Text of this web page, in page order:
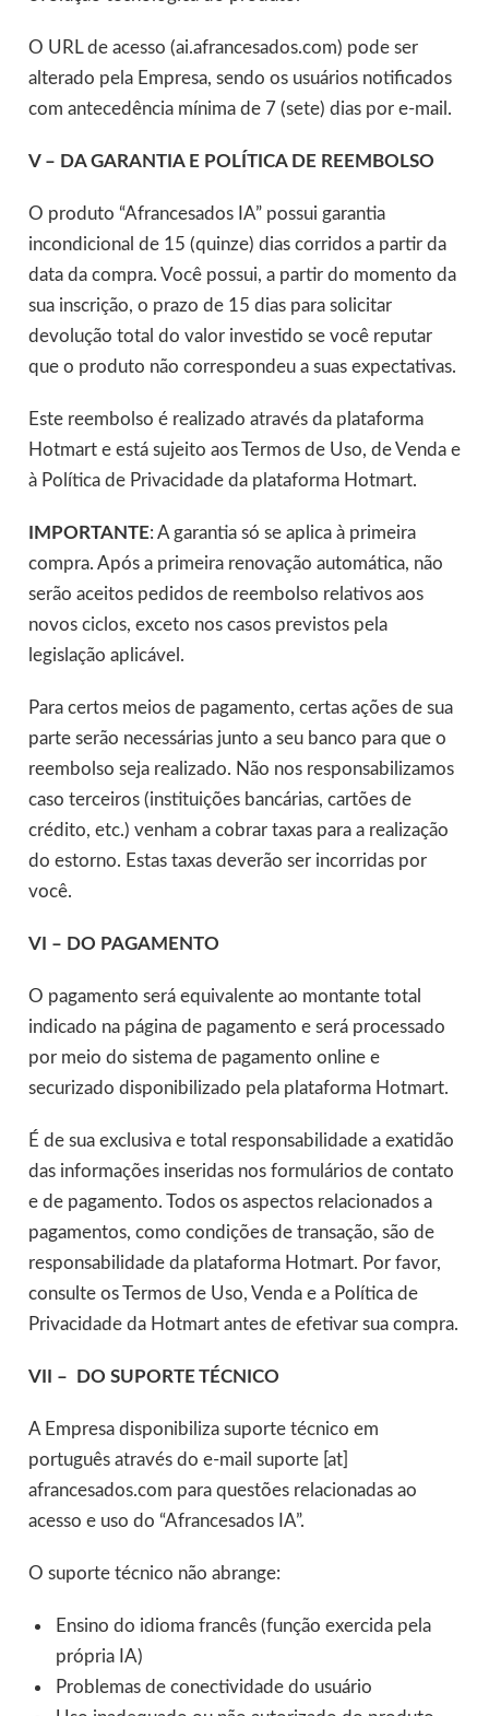
O URL de acesso (ai.afrancesados.com) pode ser
alterado pela Empresa, sendo os usuários notificados
com antecedência mínima de 7 (sete) dias por e-mail.
V – DA GARANTIA E POLÍTICA DE REEMBOLSO
O produto “Afrancesados IA” possui garantia
incondicional de 15 (quinze) dias corridos a partir da
data da compra. Você possui, a partir do momento da
sua inscrição, o prazo de 15 dias para solicitar
devolução total do valor investido se você reputar
que o produto não correspondeu a suas expectativas.
Este reembolso é realizado através da plataforma
Hotmart e está sujeito aos Termos de Uso, de Venda e
à Política de Privacidade da plataforma Hotmart.
IMPORTANTE: A garantia só se aplica à primeira
compra. Após a primeira renovação automática, não
serão aceitos pedidos de reembolso relativos aos
novos ciclos, exceto nos casos previstos pela
legislação aplicável.
Para certos meios de pagamento, certas ações de sua
parte serão necessárias junto a seu banco para que o
reembolso seja realizado. Não nos responsabilizamos
caso terceiros (instituições bancárias, cartões de
crédito, etc.) venham a cobrar taxas para a realização
do estorno. Estas taxas deverão ser incorridas por
você.
VI – DO PAGAMENTO
O pagamento será equivalente ao montante total
indicado na página de pagamento e será processado
por meio do sistema de pagamento online e
securizado disponibilizado pela plataforma Hotmart.
É de sua exclusiva e total responsabilidade a exatidão
das informações inseridas nos formulários de contato
e de pagamento. Todos os aspectos relacionados a
pagamentos, como condições de transação, são de
responsabilidade da plataforma Hotmart. Por favor,
consulte os Termos de Uso, Venda e a Política de
Privacidade da Hotmart antes de efetivar sua compra.
VII – DO SUPORTE TÉCNICO
A Empresa disponibiliza suporte técnico em
português através do e-mail suporte [at]
afrancesados.com para questões relacionadas ao
acesso e uso do “Afrancesados IA”.
O suporte técnico não abrange:
Ensino do idioma francês (função exercida pela
própria IA)
Problemas de conectividade do usuário